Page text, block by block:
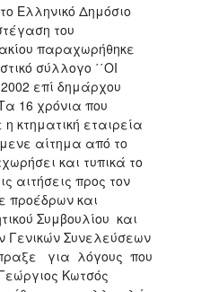
Ελληνικό Δημόσιο
του
παραχωρήθηκε
σύλλογο ΄΄ΟΙ
επί δημάρχου
16 χρόνια που
κτηματική εταιρεία
αίτημα από το
και τυπικά το
αιτήσεις προς τον
προέδρων και
Συμβουλίου και
Γενικών Συνελεύσεων
για λόγους που
Κωτσός